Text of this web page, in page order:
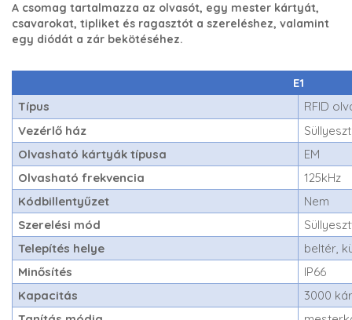
A csomag tartalmazza az olvasót, egy mester kártyát,
csavarokat, tipliket és ragasztót a szereléshez, valamint
egy diódát a zár bekötéséhez.
E1
Típus
RFID
Vezérlő ház
Olvasható kártyák típusa
EM
Olvasható frekvencia
125kHz
Kódbillentyűzet
Nem
Szerelési mód
Telepítés helye
beltér,
Minősítés
IP66
Kapacitás
3000